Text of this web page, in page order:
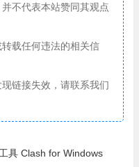
不代表本站赞同其观点
载任何违法的相关信
链接失效，请联系我们
具 Clash for Windows